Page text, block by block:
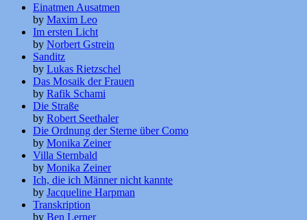
Einatmen Ausatmen
by Maxim Leo
Im ersten Licht
by Norbert Gstrein
Sanditz
by Lukas Rietzschel
Das Mosaik der Frauen
by Rafik Schami
Die Straße
by Robert Seethaler
Die Ordnung der Sterne über Como
by Monika Zeiner
Villa Sternbald
by Monika Zeiner
Ich, die ich Männer nicht kannte
by Jacqueline Harpman
Transkription
by Ben Lerner